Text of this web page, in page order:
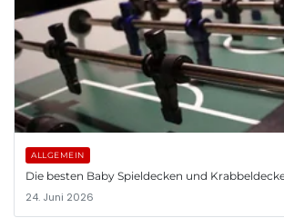
ALLGEMEIN
Die besten Baby Spieldecken und
24. Juni 2026